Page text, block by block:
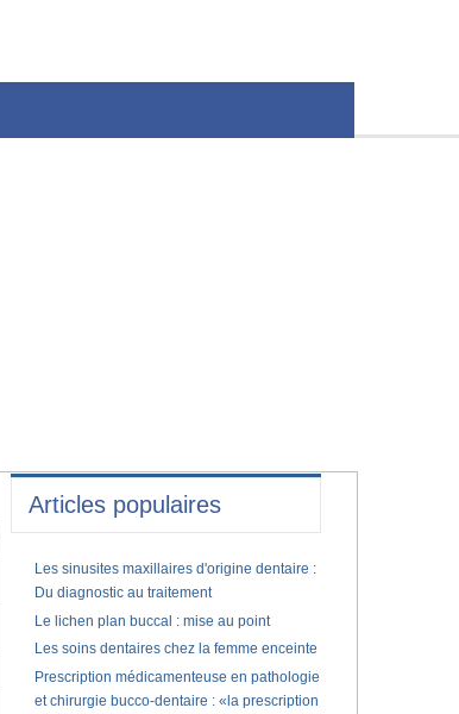
Articles populaires
Les sinusites maxillaires d'origine dentaire :
Du diagnostic au traitement
Le lichen plan buccal : mise au point
Les soins dentaires chez la femme enceinte
Prescription médicamenteuse en pathologie
et chirurgie bucco-dentaire : «la prescription